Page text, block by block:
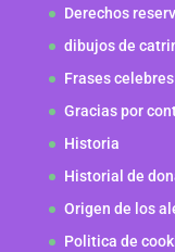
Derechos
dibujos de
Frases
Gracias por
Historia
Historial de
Origen de los
Politica de